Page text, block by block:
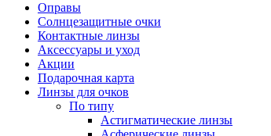
Оправы
Солнцезащитные очки
Контактные линзы
Аксессуары и уход
Акции
Подарочная карта
Линзы для очков
По типу
Астигматические линзы